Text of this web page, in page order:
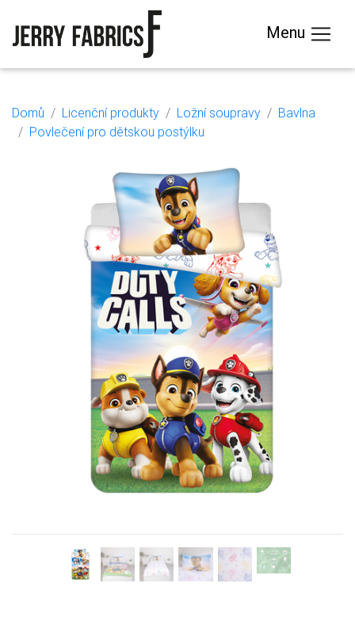
Menu
Domů Licenční produkty Ložní soupravy
Bavlna
Povlečení pro dětskou postýlku